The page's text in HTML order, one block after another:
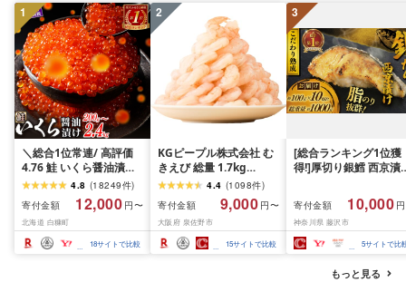
1
＼総合1位常連/ 高評価
4.76 鮭 いくら醤油漬け
ふるさと納税 いくら
200g / 400g / 800g /
1.6kg / 2.4kg 200g パッ
ク[選べる容量] 醤油漬け
海鮮 イクラ 小分け ふる
さと ランキング 人気 ギ
4.8 (18249件)
寄付金額
12,000 円〜
北海道 白糠町
18サイトで比較
2
KGピープル株式会社 む
きえび 総量 1.7kg
(850g×2P) 特大 5Lサイ
ズ バナメイエビ バラ凍
結 下処理不要 サイズ不
揃い 訳あり
4.4 (1098件)
寄付金額
9,000 円〜
大阪府 泉佐野市
15サイトで比較
3
[総合ランキング1位獲
得!]厚切り銀鱈 西京漬
約 1,000g (約 100g ×
切) 西京味噌 西京みそ
噌漬け みそ 味噌 鮮魚
介 銀だら 銀ダラ ギン
ラ ぎんだら 鱈 タラ 魚
西京焼き 西京漬 西京
き 冷凍 厳選 鮮魚 漬け
寄付金額 10,000
神奈川県 藤沢市
5サイトで比
もっと見る